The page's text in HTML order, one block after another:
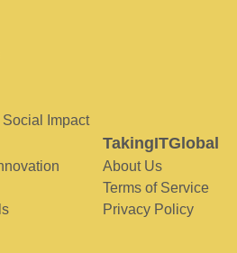
Social Impact
TakingITGlobal
About Us
Terms of Service
Privacy Policy